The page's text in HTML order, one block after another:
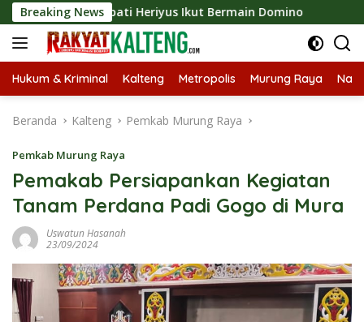
Langsung
ke
konten
Breaking News
2026, Bupati Heriyus Ikut Bermain Domino Tekan
Hukum & Kriminal Kalteng Metropolis Murung Raya
Beranda Kalteng Pemkab Murung Raya
Pemkab Murung Raya
Pemakab Persiapankan Kegiatan
Tanam Perdana Padi Gogo di Mura
Uswatun Hasanah
23/09/2024